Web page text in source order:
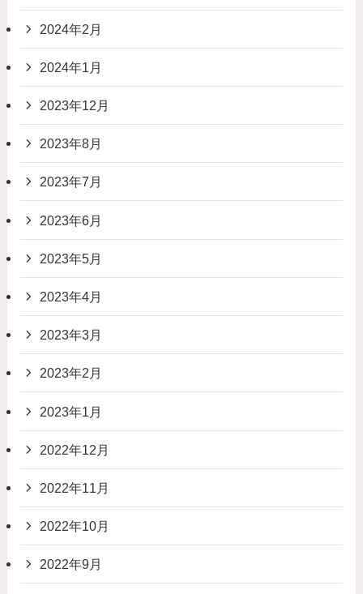
2024年2月
2024年1月
2023年12月
2023年8月
2023年7月
2023年6月
2023年5月
2023年4月
2023年3月
2023年2月
2023年1月
2022年12月
2022年11月
2022年10月
2022年9月